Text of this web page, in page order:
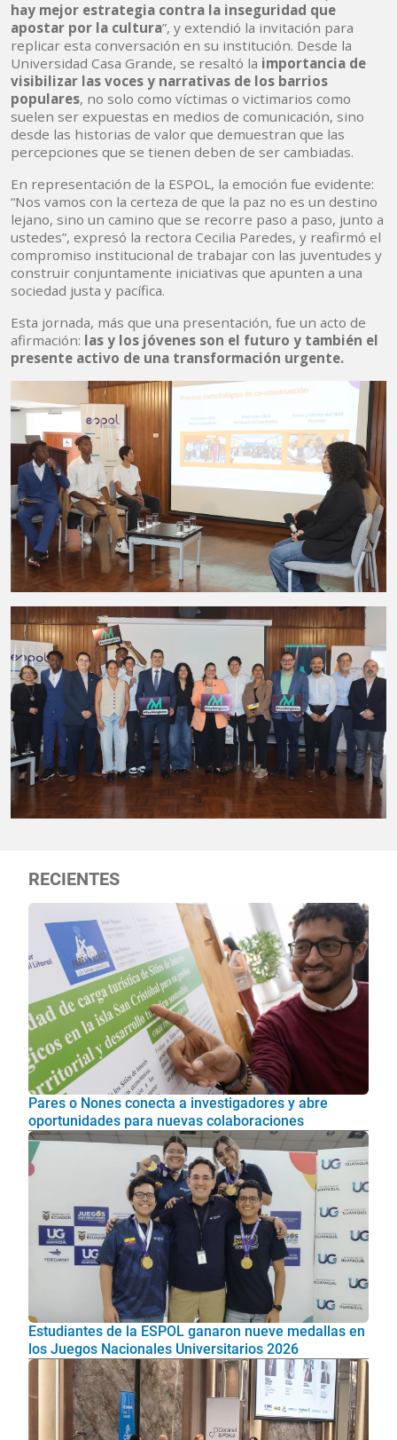
hay mejor estrategia contra la inseguridad que
apostar por la cultura”, y extendió la invitación para
replicar esta conversación en su institución. Desde la
Universidad Casa Grande, se resaltó la importancia de
visibilizar las voces y narrativas de los barrios
populares, no solo como víctimas o victimarios como
suelen ser expuestas en medios de comunicación, sino
desde las historias de valor que demuestran que las
percepciones que se tienen deben de ser cambiadas.
En representación de la ESPOL, la emoción fue evidente:
“Nos vamos con la certeza de que la paz no es un destino
lejano, sino un camino que se recorre paso a paso, junto a
ustedes”, expresó la rectora Cecilia Paredes, y reafirmó el
compromiso institucional de trabajar con las juventudes y
construir conjuntamente iniciativas que apunten a una
sociedad justa y pacífica.
Esta jornada, más que una presentación, fue un acto de
afirmación: las y los jóvenes son el futuro y también el
presente activo de una transformación urgente.
RECIENTES
Pares o Nones conecta a investigadores y abre
oportunidades para nuevas colaboraciones
Estudiantes de la ESPOL ganaron nueve medallas en
los Juegos Nacionales Universitarios 2026